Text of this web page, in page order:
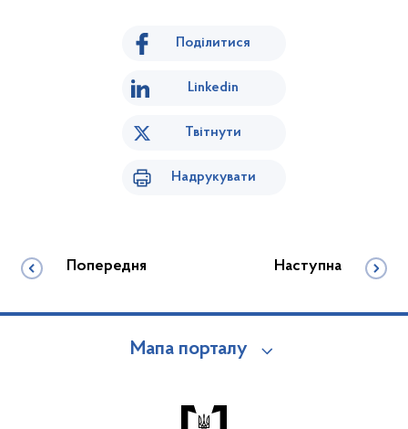
Поділитися
Linkedin
Твітнути
Надрукувати
Попередня Наступна
Мапа порталу